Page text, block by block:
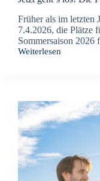
Früher als im letzten
7.4.2026, die Plätze
Sommersaison 2026
Weiterlesen
Jetzt
Plätze
sind
freigegeben.